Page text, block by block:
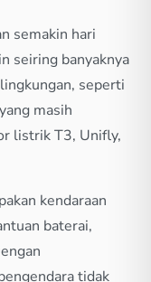
semakin hari
seiring banyaknya
seperti
masih
listrik T3, Unifly,
kendaraan
baterai,
tidak